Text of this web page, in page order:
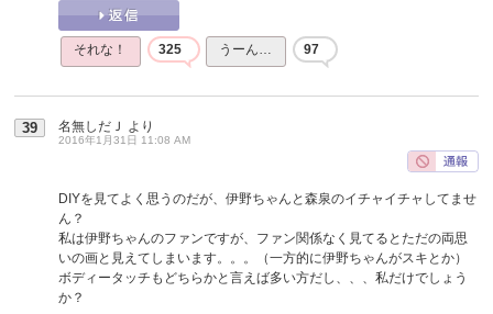
それな！ 325 うーん… 97
39 名無しだＪ より
2016年1月31日 11:08 AM
DIYを見てよく思うのだが、伊野ちゃんと森泉のイチャイチャしてませ
ん？
私は伊野ちゃんのファンですが、ファン関係なく見てるとただの両思
いの画と見えてしまいます。。。（一方的に伊野ちゃんがスキとか）
ボディータッチもどちらかと言えば多い方だし、、、私だけでしょう
か？